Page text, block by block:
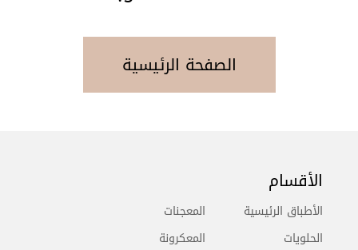
الصفحة الرئيسية
الأقسام
الأطباق الرئيسية
الحلويات
المعجنات
المعكرونة